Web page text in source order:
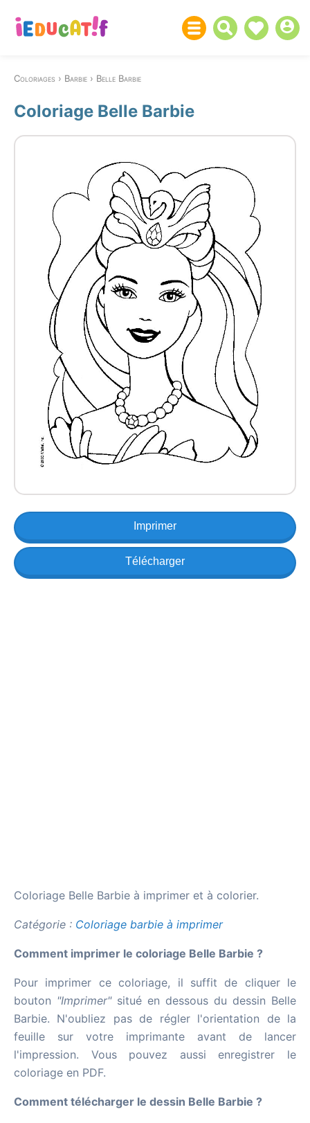
Coloriages Barbie Belle Barbie
Coloriage Belle Barbie
Imprimer
Télécharger
Coloriage Belle Barbie à imprimer et à colorier.
Catégorie : Coloriage barbie à imprimer
Comment imprimer le coloriage Belle Barbie ?
Pour imprimer ce coloriage, il suffit de cliquer le
bouton "Imprimer"situé en dessous du dessin Belle
Barbie. N'oubliez pas de régler l'orientation de la
feuille sur votre imprimante avant de lancer
l'impression. Vous pouvez aussi enregistrer le
coloriage en PDF.
Comment télécharger le dessin Belle Barbie ?